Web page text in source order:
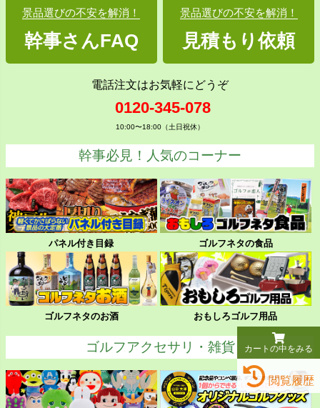
カートの中をみる
閲覧履歴
景品選びの不安を解消！
幹事さんFAQ
景品選びの不安を解消！
見積もり依頼
電話注文はお気軽にどうぞ
0120-345-078
10:00〜18:00（土日祝休）
幹事必見！人気のコーナー
パネル付き目録 ゴルフネタの食品
ゴルフネタのお酒 おもしろゴルフ用品
ゴルフアクセサリ・雑貨